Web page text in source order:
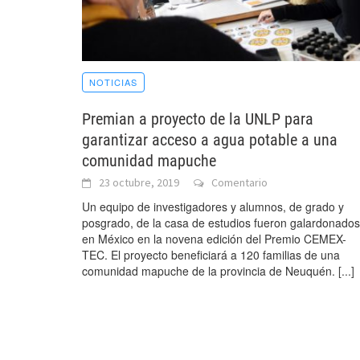
NOTICIAS
Premian a proyecto de la UNLP para
garantizar acceso a agua potable a una
comunidad mapuche
23 octubre, 2019 Comentario
Un equipo de investigadores y alumnos, de grado y
posgrado, de la casa de estudios fueron galardonados
en México en la novena edición del Premio CEMEX-
TEC. El proyecto beneficiará a 120 familias de una
comunidad mapuche de la provincia de Neuquén. [...]